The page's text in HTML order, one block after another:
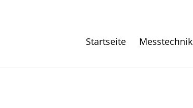
Startseite Messtechnik